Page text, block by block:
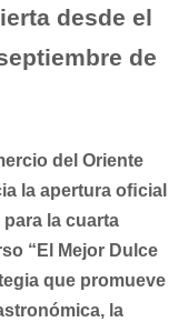
desde el
de
del Oriente
la apertura oﬁcial
la cuarta
“El Mejor Dulce
que promueve
la